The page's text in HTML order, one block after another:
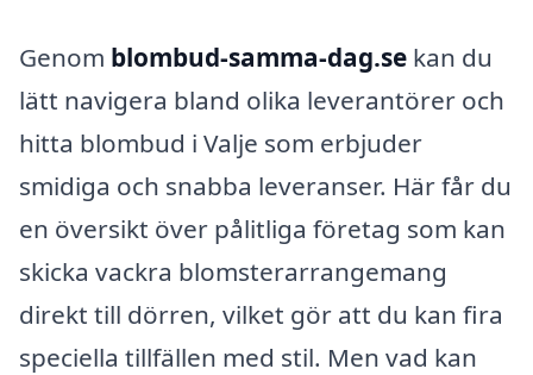
Genom blombud-samma-dag.se kan du
lätt navigera bland olika leverantörer och
hitta blombud i Valje som erbjuder
smidiga och snabba leveranser. Här får du
en översikt över pålitliga företag som kan
skicka vackra blomsterarrangemang
direkt till dörren, vilket gör att du kan fira
speciella tillfällen med stil. Men vad kan